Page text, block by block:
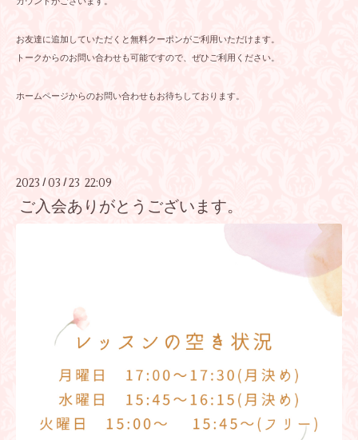
お友達に追加していただくと無料クーポンがご利用いただけます。
トークからのお問い合わせも可能ですので、ぜひご利用ください。
ホームページからのお問い合わせもお待ちしております。
2023 / 03 /23 22:09
ご入会ありがとうございます。